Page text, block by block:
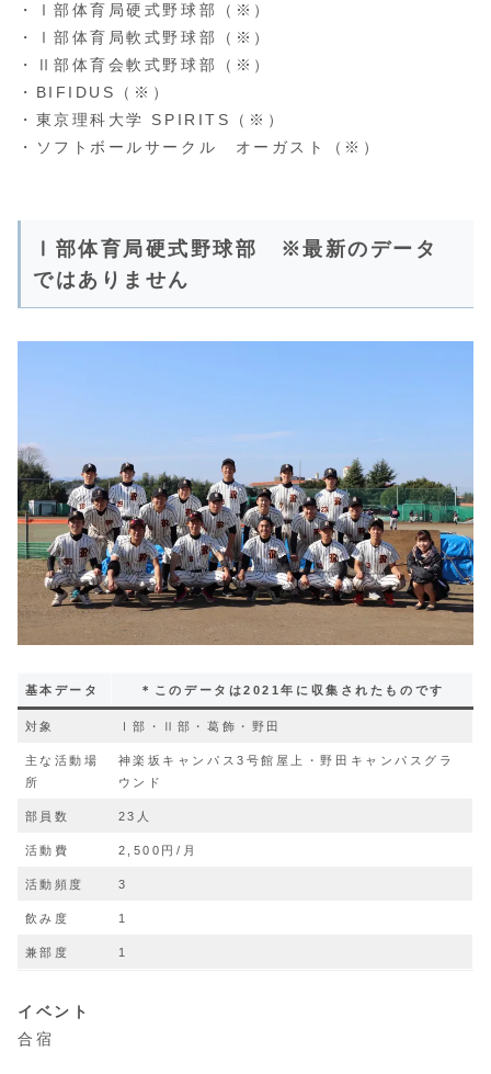
・Ⅰ部体育局硬式野球部（※）
・Ⅰ部体育局軟式野球部（※）
・Ⅱ部体育会軟式野球部（※）
・BIFIDUS（※）
・東京理科大学 SPIRITS（※）
・ソフトボールサークル オーガスト（※）
Ⅰ部体育局硬式野球部 ※最新のデータ
ではありません
基本データ ＊このデータは2021年に収集されたものです
対象 Ⅰ部・Ⅱ部・葛飾・野田
主な活動場
所
神楽坂キャンパス3号館屋上・野田キャンパスグラ
ウンド
部員数 23人
活動費 2,500円/月
活動頻度 3
飲み度 1
兼部度 1
イベント
合宿